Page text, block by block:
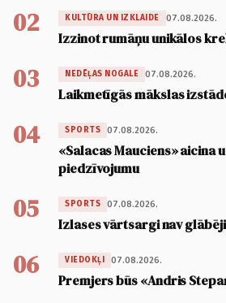
02 KULTŪRA UN IZKLAIDE 07.08.2026.
Izzinot rumāņu unikālos
03 NEDĒĻAS NOGALE 07.08.2026.
Laikmetīgās mākslas
04 SPORTS 07.08.2026.
«Salacas Mauciens» aicina
piedzīvojumu
05 SPORTS 07.08.2026.
Izlases vārtsargi nav
06 VIEDOKĻI 07.08.2026.
Premjers būs «Andris